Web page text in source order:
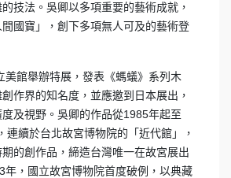
技法。吳卿以多項重要的藝術成就，
國寶」，創下多項無人可及的藝術登
美館舉辦特展，發表《螞蟻》系列木
作界的知名度，並應邀到日本展出，
及視野。吳卿的作品從1985年起至
連續於台北故宮博物院的「近代館」，
的創作品，締造台灣唯一在故宮展出
年，國立故宮博物院首度破例，以典藏